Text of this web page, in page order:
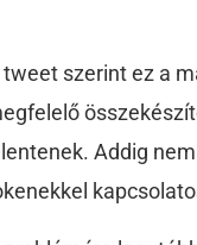
tweet szerint ez a
Addig